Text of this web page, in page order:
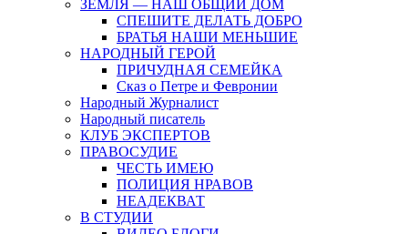
ЗЕМЛЯ — НАШ ОБЩИЙ ДОМ
СПЕШИТЕ ДЕЛАТЬ ДОБРО
БРАТЬЯ НАШИ МЕНЬШИЕ
НАРОДНЫЙ ГЕРОЙ
ПРИЧУДНАЯ СЕМЕЙКА
Сказ о Петре и Февронии
Народный Журналист
Народный писатель
КЛУБ ЭКСПЕРТОВ
ПРАВОСУДИЕ
ЧЕСТЬ ИМЕЮ
ПОЛИЦИЯ НРАВОВ
НЕАДЕКВАТ
В СТУДИИ